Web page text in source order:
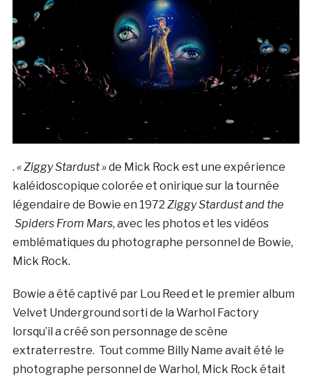
. « Ziggy Stardust »de Mick Rock est une expérience
kaléidoscopique colorée et onirique sur la tournée
légendaire de Bowie en 1972 Ziggy Stardust and the
Spiders From Mars, avec les photos et les vidéos
emblématiques du photographe personnel de Bowie,
Mick Rock.
Bowie a été captivé par Lou Reed et le premier album
Velvet Underground sorti de la Warhol Factory
lorsqu’il a créé son personnage de scène
extraterrestre. Tout comme Billy Name avait été le
photographe personnel de Warhol, Mick Rock était